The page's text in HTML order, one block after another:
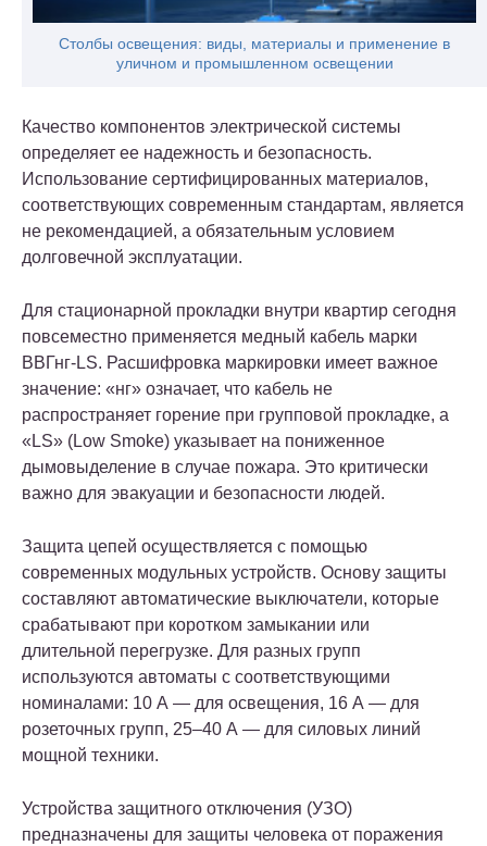
Столбы освещения: виды, материалы и применение в
уличном и промышленном освещении
Качество компонентов электрической системы
определяет ее надежность и безопасность.
Использование сертифицированных материалов,
соответствующих современным стандартам, является
не рекомендацией, а обязательным условием
долговечной эксплуатации.
Для стационарной прокладки внутри квартир сегодня
повсеместно применяется медный кабель марки
ВВГнг-LS. Расшифровка маркировки имеет важное
значение: «нг» означает, что кабель не
распространяет горение при групповой прокладке, а
«LS» (Low Smoke) указывает на пониженное
дымовыделение в случае пожара. Это критически
важно для эвакуации и безопасности людей.
Защита цепей осуществляется с помощью
современных модульных устройств. Основу защиты
составляют автоматические выключатели, которые
срабатывают при коротком замыкании или
длительной перегрузке. Для разных групп
используются автоматы с соответствующими
номиналами: 10 А — для освещения, 16 А — для
розеточных групп, 25–40 А — для силовых линий
мощной техники.
Устройства защитного отключения (УЗО)
предназначены для защиты человека от поражения